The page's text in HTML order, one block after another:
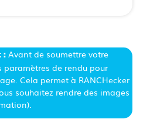
: Avant de soumettre votre
paramètres de rendu pour
Cela permet à RANCHecker
souhaitez rendre des images